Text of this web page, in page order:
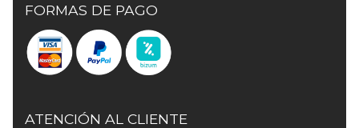
FORMAS DE PAGO
ATENCIÓN AL CLIENTE